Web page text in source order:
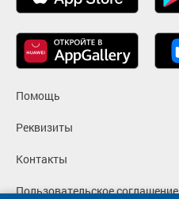
Помощь
Реквизиты
Контакты
Пользовательское соглашение